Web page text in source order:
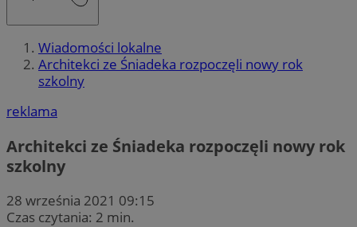
Wiadomości lokalne
Architekci ze Śniadeka rozpoczęli nowy rok
szkolny
reklama
Architekci ze Śniadeka rozpoczęli nowy rok
szkolny
28 września 2021 09:15
Czas czytania: 2 min.